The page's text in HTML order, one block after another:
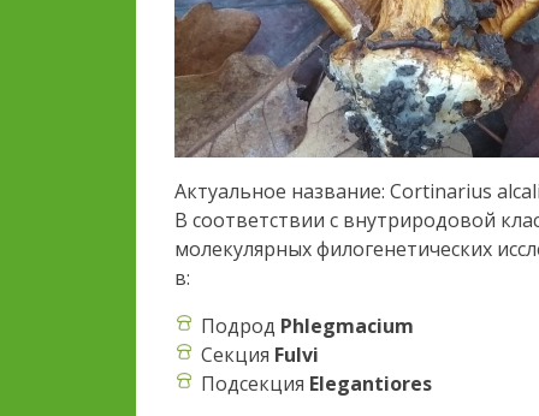
Актуальное название: Cortinarius
В соответствии с внутриродовой
молекулярных филогенетических
в:
Подрод Phlegmacium
Секция Fulvi
Подсекция Elegantiores